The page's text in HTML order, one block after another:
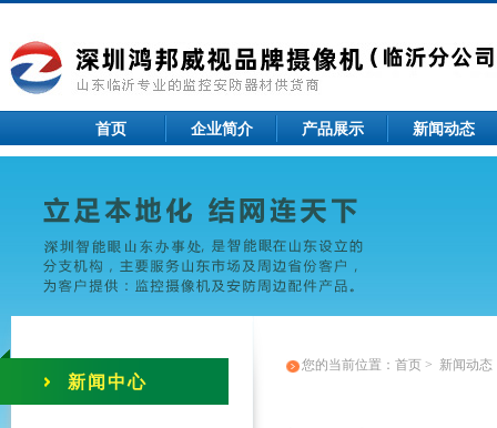
首页 企业简介 产品展示 新闻动态
新闻中心
您的当前位置：首页 > 新闻动态